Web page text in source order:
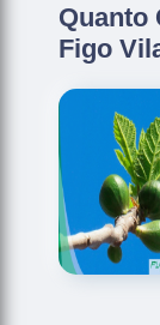
Quanto
Figo